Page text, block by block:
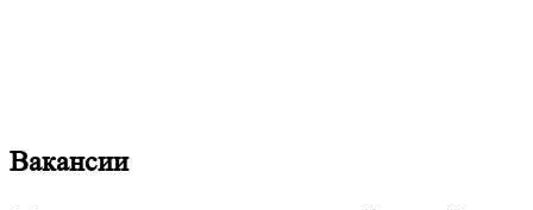
Вакансии